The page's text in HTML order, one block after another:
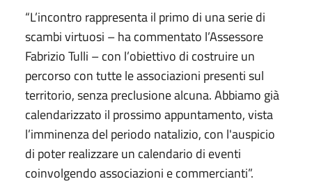
“L’incontro rappresenta il primo di una serie di
scambi virtuosi – ha commentato l’Assessore
Fabrizio Tulli – con l’obiettivo di costruire un
percorso con tutte le associazioni presenti sul
territorio, senza preclusione alcuna. Abbiamo già
calendarizzato il prossimo appuntamento, vista
l’imminenza del periodo natalizio, con l'auspicio
di poter realizzare un calendario di eventi
coinvolgendo associazioni e commercianti”.